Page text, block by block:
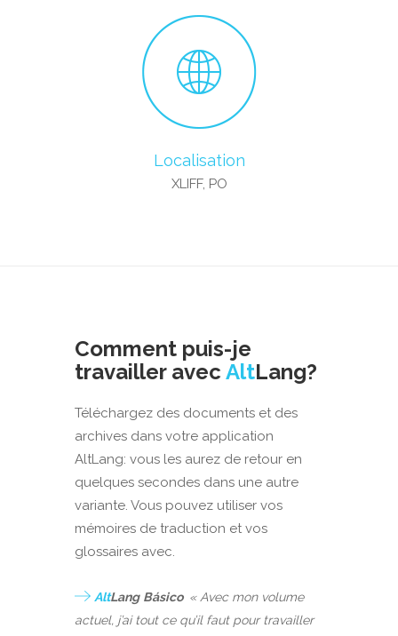
Localisation
XLIFF, PO
Comment puis-je
travailler avec AltLang?
Téléchargez des documents et des
archives dans votre application
AltLang: vous les aurez de retour en
quelques secondes dans une autre
variante. Vous pouvez utiliser vos
mémoires de traduction et vos
glossaires avec.
AltLang Básico « Avec mon volume
actuel, j’ai tout ce qu’il faut pour travailler